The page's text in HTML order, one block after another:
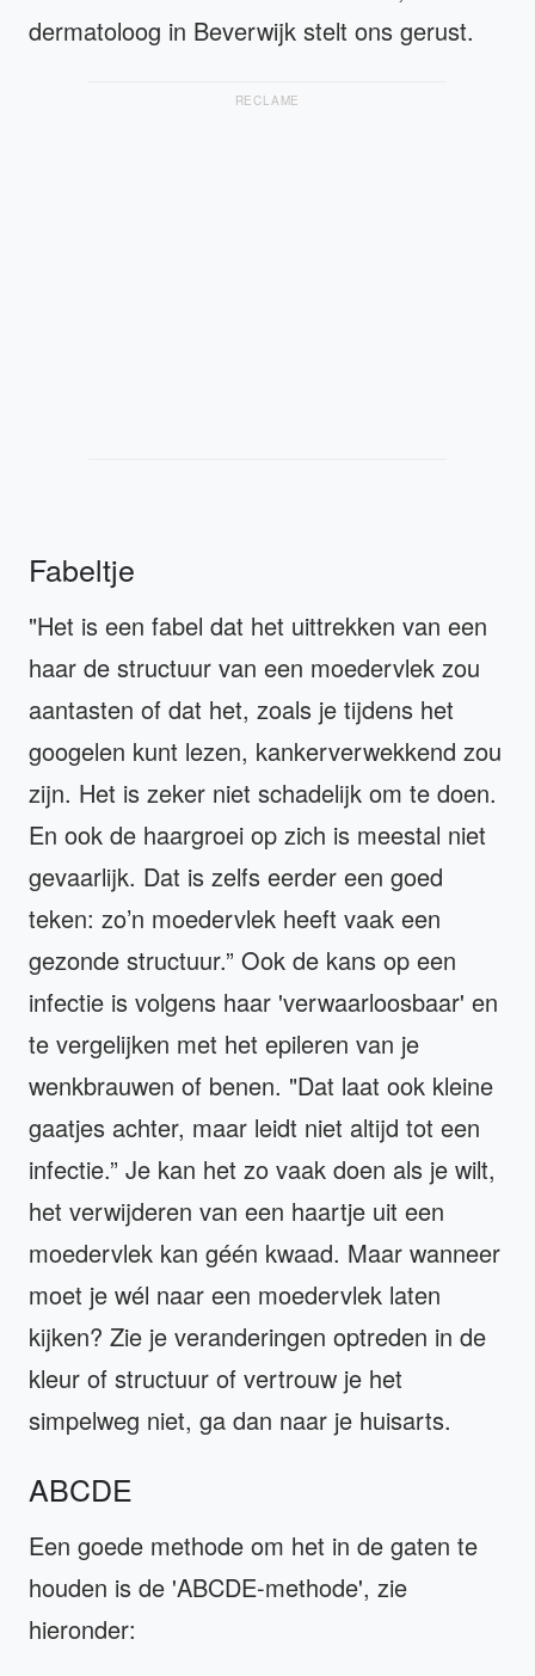
dermatoloog in Beverwijk stelt ons gerust.
RECLAME
Fabeltje
"Het is een fabel dat het uittrekken van een
haar de structuur van een moedervlek zou
aantasten of dat het, zoals je tijdens het
googelen kunt lezen, kankerverwekkend zou
zijn. Het is zeker niet schadelijk om te doen.
En ook de haargroei op zich is meestal niet
gevaarlijk. Dat is zelfs eerder een goed
teken: zo’n moedervlek heeft vaak een
gezonde structuur.” Ook de kans op een
infectie is volgens haar 'verwaarloosbaar' en
te vergelijken met het epileren van je
wenkbrauwen of benen. "Dat laat ook kleine
gaatjes achter, maar leidt niet altijd tot een
infectie.” Je kan het zo vaak doen als je wilt,
het verwijderen van een haartje uit een
moedervlek kan géén kwaad. Maar wanneer
moet je wél naar een moedervlek laten
kijken? Zie je veranderingen optreden in de
kleur of structuur of vertrouw je het
simpelweg niet, ga dan naar je huisarts.
ABCDE
Een goede methode om het in de gaten te
houden is de 'ABCDE-methode', zie
hieronder: